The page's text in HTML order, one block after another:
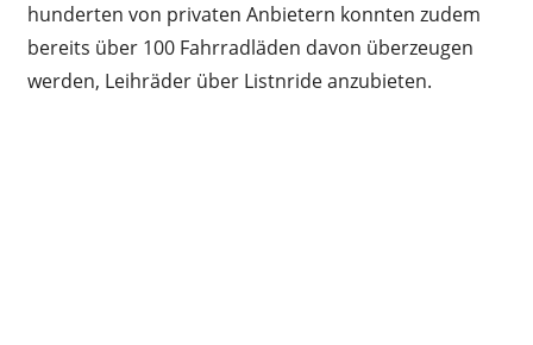
hunderten von privaten Anbietern konnten zudem
bereits über 100 Fahrradläden davon überzeugen
werden, Leihräder über Listnride anzubieten.